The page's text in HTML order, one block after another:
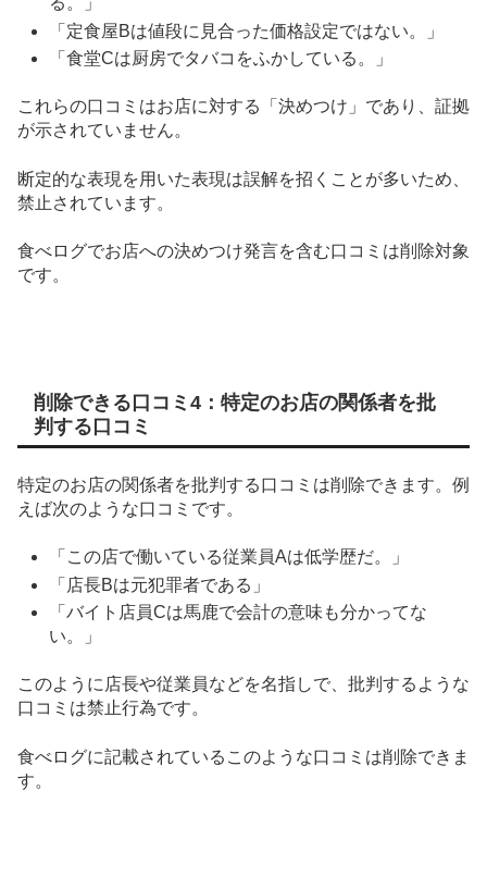
「定食屋Bは値段に見合った価格設定ではない。」
「食堂Cは厨房でタバコをふかしている。」
これらの口コミはお店に対する「決めつけ」であり、証拠
が示されていません。
断定的な表現を用いた表現は誤解を招くことが多いため、
禁止されています。
食べログでお店への決めつけ発言を含む口コミは削除対象
です。
削除できる口コミ4：特定のお店の関係者を批
判する口コミ
特定のお店の関係者を批判する口コミは削除できます。例
えば次のような口コミです。
「この店で働いている従業員Aは低学歴だ。」
「店長Bは元犯罪者である」
「バイト店員Cは馬鹿で会計の意味も分かってな
い。」
このように店長や従業員などを名指しで、批判するような
口コミは禁止行為です。
食べログに記載されているこのような口コミは削除できま
す。